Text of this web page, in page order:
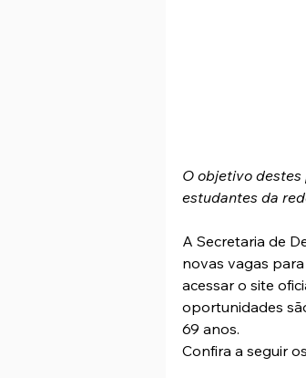
O objetivo
estudantes da
A Secretaria de
novas vagas
acessar o site
oportunidades
69 anos.
Confira a seguir